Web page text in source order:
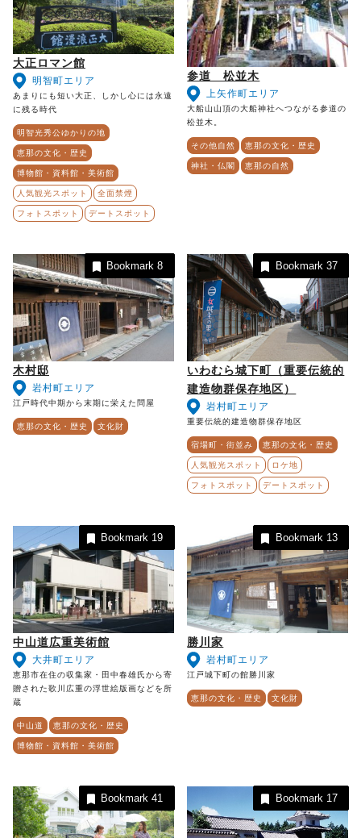
大正ロマン館
明智町エリア
あまりにも短い大正、しかし心には永遠
に残る時代
明智光秀公ゆかりの地
恵那の文化・歴史
博物館・資料館・美術館
人気観光スポット 全面禁煙
フォトスポット デートスポット
参道 松並木
上矢作町エリア
大船山山頂の大船神社へつながる参道の
松並木。
その他自然 恵那の文化・歴史
神社・仏閣 恵那の自然
木村邸
岩村町エリア
江戸時代中期から末期に栄えた問屋
恵那の文化・歴史 文化財
Bookmark8
いわむら城下町（重要伝統的
建造物群保存地区）
岩村町エリア
重要伝統的建造物群保存地区
宿場町・街並み 恵那の文化・歴史
人気観光スポット ロケ地
フォトスポット デートスポット
Bookmark 37
中山道広重美術館
大井町エリア
恵那市在住の収集家・田中春雄氏から寄
贈された歌川広重の浮世絵版画などを所
蔵
中山道 恵那の文化・歴史
博物館・資料館・美術館
Bookmark 19
勝川家
岩村町エリア
江戸城下町の館勝川家
恵那の文化・歴史 文化財
Bookmark 13
Bookmark41 Bookmark 17